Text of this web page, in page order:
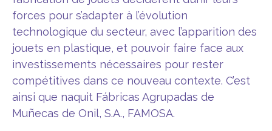
forces pour s’adapter à l’évolution
technologique du secteur, avec l’apparition des
jouets en plastique, et pouvoir faire face aux
investissements nécessaires pour rester
compétitives dans ce nouveau contexte. C’est
ainsi que naquit Fábricas Agrupadas de
Muñecas de Onil, S.A., FAMOSA.